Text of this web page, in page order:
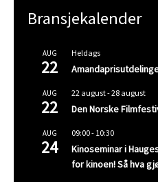
Bransjekalender
AUG
22
Heldags
AUG
22
22 august-28 august
Den Norske
AUG
24
09:00- 10:30
Kinoseminar i
for kinoen! Så hva